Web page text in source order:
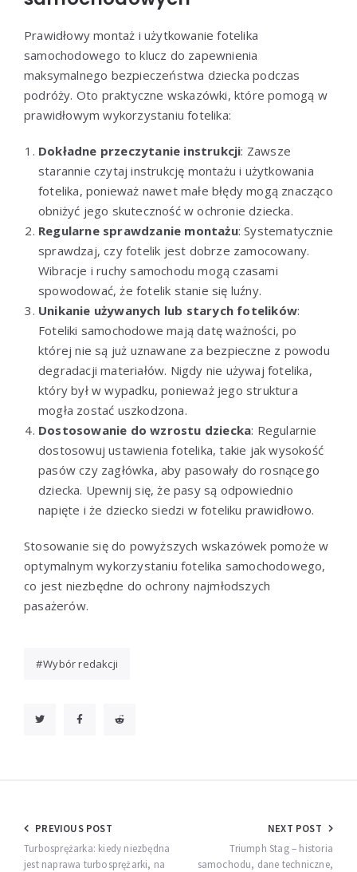
Prawidłowy montaż i użytkowanie fotelika
samochodowego to klucz do zapewnienia
maksymalnego bezpieczeństwa dziecka podczas
podróży. Oto praktyczne wskazówki, które pomogą w
prawidłowym wykorzystaniu fotelika:
Dokładne przeczytanie instrukcji: Zawsze
starannie czytaj instrukcję montażu i użytkowania
fotelika, ponieważ nawet małe błędy mogą znacząco
obniżyć jego skuteczność w ochronie dziecka.
Regularne sprawdzanie montażu: Systematycznie
sprawdzaj, czy fotelik jest dobrze zamocowany.
Wibracje i ruchy samochodu mogą czasami
spowodować, że fotelik stanie się luźny.
Unikanie używanych lub starych fotelików:
Foteliki samochodowe mają datę ważności, po
której nie są już uznawane za bezpieczne z powodu
degradacji materiałów. Nigdy nie używaj fotelika,
który był w wypadku, ponieważ jego struktura
mogła zostać uszkodzona.
Dostosowanie do wzrostu dziecka: Regularnie
dostosowuj ustawienia fotelika, takie jak wysokość
pasów czy zagłówka, aby pasowały do rosnącego
dziecka. Upewnij się, że pasy są odpowiednio
napięte i że dziecko siedzi w foteliku prawidłowo.
Stosowanie się do powyższych wskazówek pomoże w
optymalnym wykorzystaniu fotelika samochodowego,
co jest niezbędne do ochrony najmłodszych
pasażerów.
Wybór redakcji
Nawigacja
wpisu
PREVIOUS POST
Turbosprężarka: kiedy niezbędna
jest naprawa turbosprężarki, na
NEXT POST
Triumph Stag – historia
samochodu, dane techniczne,